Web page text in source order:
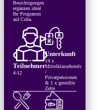
Besichtigungen
ergänzen ideal
Ihr Programm
auf Cuba.
Teilnehmer
4-12
Unterkunft
14 x
Mittelklassehotels
/
Privatpensionen
& 1 x gestellte
Zelte